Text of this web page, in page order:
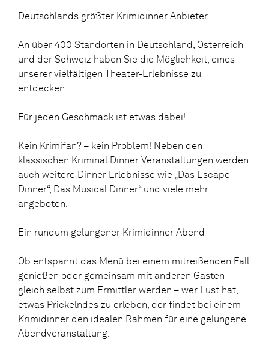
Deutschlands größter Krimidinner Anbieter
An über 400 Standorten in Deutschland, Österreich
und der Schweiz haben Sie die Möglichkeit, eines
unserer vielfältigen Theater-Erlebnisse zu
entdecken.
Für jeden Geschmack ist etwas dabei!
Kein Krimifan? – kein Problem! Neben den
klassischen Kriminal Dinner Veranstaltungen werden
auch weitere Dinner Erlebnisse wie „Das Escape
Dinner“, Das Musical Dinner“ und viele mehr
angeboten.
Ein rundum gelungener Krimidinner Abend
Ob entspannt das Menü bei einem mitreißenden Fall
genießen oder gemeinsam mit anderen Gästen
gleich selbst zum Ermittler werden – wer Lust hat,
etwas Prickelndes zu erleben, der findet bei einem
Krimidinner den idealen Rahmen für eine gelungene
Abendveranstaltung.